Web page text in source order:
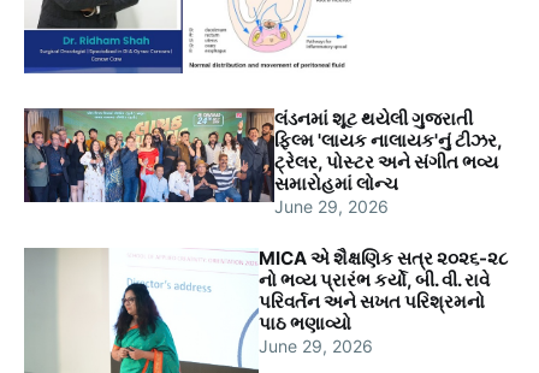
લંડનમાં શૂટ થયેલી ગુજરાતી
ફિલ્મ 'લાયક નાલાયક'નું ટીઝર,
ટ્રેલર, પોસ્ટર અને સંગીત ભવ્ય
સમારોહમાં લોન્ચ
June 29, 2026
MICA એ શૈક્ષણિક સત્ર ૨૦૨૬-૨૮
નો ભવ્ય પ્રારંભ કર્યો, બી. વી. રાવે
પરિવર્તન અને સખત પરિશ્રમનો
પાઠ ભણાવ્યો
June 29, 2026